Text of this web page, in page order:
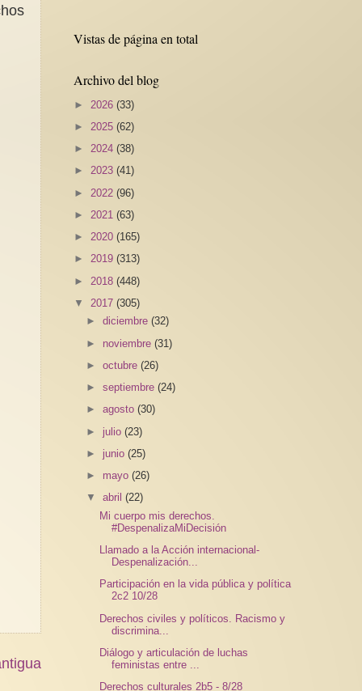
Vistas de página en total
Archivo del blog
► 2026 (33)
► 2025 (62)
► 2024 (38)
► 2023 (41)
► 2022 (96)
► 2021 (63)
► 2020 (165)
► 2019 (313)
► 2018 (448)
▼ 2017 (305)
►diciembre(32)
► noviembre(31)
►octubre(26)
►septiembre(24)
►agosto(30)
► julio(23)
► junio(25)
► mayo(26)
▼abril(22)
Mi cuerpo mis derechos.
#DespenalizaMiDecisión
Llamado a la Acción internacional-
Despenalización...
Participación en la vida pública y política
2c2 10/28
Derechos civiles y políticos. Racismo y
discrimina...
Diálogo y articulación de luchas
feministas entre ...
Derechos culturales 2b5 - 8/28